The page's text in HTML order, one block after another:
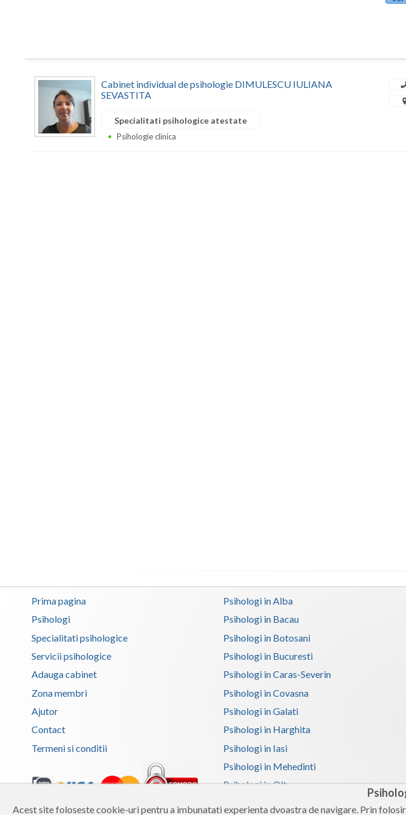
Acest site foloseste cookie-uri pentru a imbunatati experienta dvoastra de navigare. Prin
Cabinet individual de psihologie DIMULESCU IULIANA
SEVASTITA
Specialitati psihologice atestate
Psihologie clinica
Prima pagina
Psihologi
Specialitati psihologice
Servicii psihologice
Adauga cabinet
Zona membri
Ajutor
Contact
Termeni si conditii
Copyright 2026 Reframing SRL
Psihologi in Alba
Psihologi in Bacau
Psihologi in Botosani
Psihologi in Bucuresti
Psihologi in Caras-Severin
Psihologi in Covasna
Psihologi in Galati
Psihologi in Harghita
Psihologi in Iasi
Psihologi in Mehedinti
Psihologi in Olt